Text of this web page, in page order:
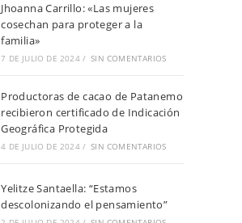
Jhoanna Carrillo: «Las mujeres
cosechan para proteger a la
familia»
7 DE JULIO DE 2024 / SIN COMENTARIOS
Productoras de cacao de Patanemo
recibieron certificado de Indicación
Geográfica Protegida
4 DE JULIO DE 2024 / SIN COMENTARIOS
Yelitze Santaella: “Estamos
descolonizando el pensamiento”